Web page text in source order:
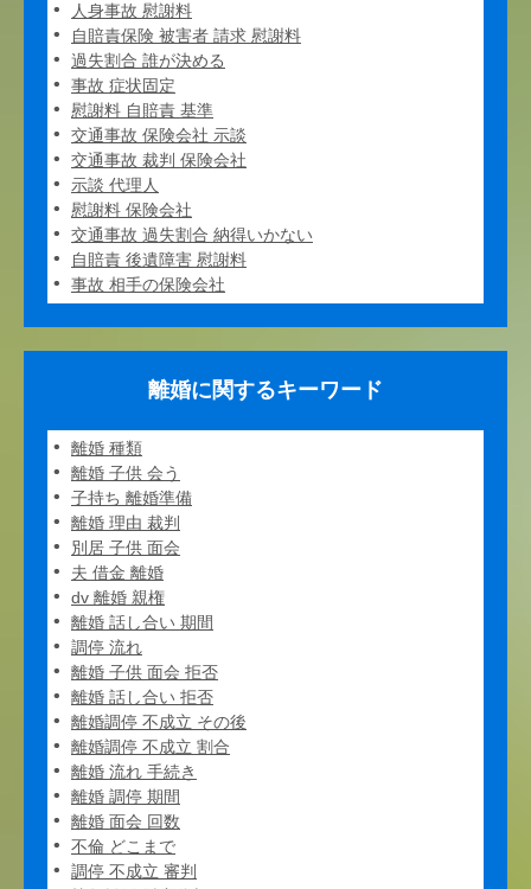
人身事故 慰謝料
自賠責保険 被害者 請求 慰謝料
過失割合 誰が決める
事故 症状固定
慰謝料 自賠責 基準
交通事故 保険会社 示談
交通事故 裁判 保険会社
示談 代理人
慰謝料 保険会社
交通事故 過失割合 納得いかない
自賠責 後遺障害 慰謝料
事故 相手の保険会社
離婚に関するキーワード
離婚 種類
離婚 子供 会う
子持ち 離婚準備
離婚 理由 裁判
別居 子供 面会
夫 借金 離婚
dv 離婚 親権
離婚 話し合い 期間
調停 流れ
離婚 子供 面会 拒否
離婚 話し合い 拒否
離婚調停 不成立 その後
離婚調停 不成立 割合
離婚 流れ 手続き
離婚 調停 期間
離婚 面会 回数
不倫 どこまで
調停 不成立 審判